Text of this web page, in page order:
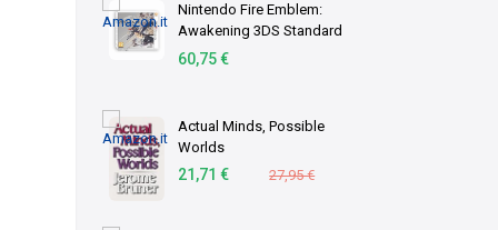
Nintendo Fire Emblem:
Awakening 3DS Standard
Anglais Nintendo 3DS
60,75 €
Actual Minds, Possible
Worlds
21,71 € 27,95 €